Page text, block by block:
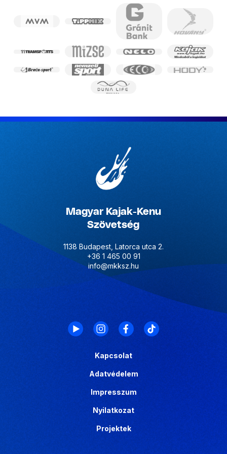
Magyar Kajak-Kenu
Szövetség
1138 Budapest, Latorca utca 2.
+36 1 465 00 91
info@mkksz.hu
Kapcsolat
Adatvédelem
Impresszum
Nyilatkozat
Projektek